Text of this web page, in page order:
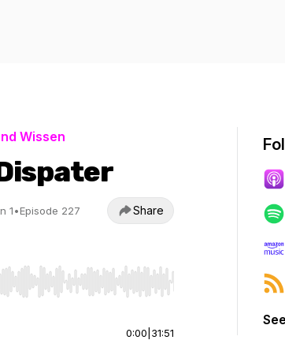
Wissen
1•Episode 227 Share
End to jump to start or end. Hold shift to jump
0:00 31:51